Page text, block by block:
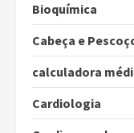
Bioquímica
Cabeça e
calculadora
Cardiologia